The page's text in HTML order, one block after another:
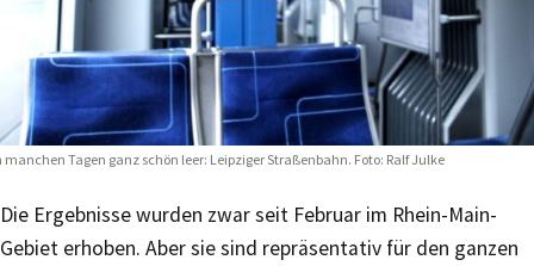
manchen Tagen ganz schön leer: Leipziger Straßenbahn. Foto: Ralf Julke
Die Ergebnisse wurden zwar seit Februar im Rhein-Main-
Gebiet erhoben. Aber sie sind repräsentativ für den ganzen